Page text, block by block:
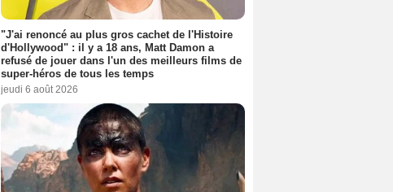
"J'ai renoncé au plus gros cachet de l'Histoire
d'Hollywood" : il y a 18 ans, Matt Damon a
refusé de jouer dans l'un des meilleurs films de
super-héros de tous les temps
jeudi 6 août 2026